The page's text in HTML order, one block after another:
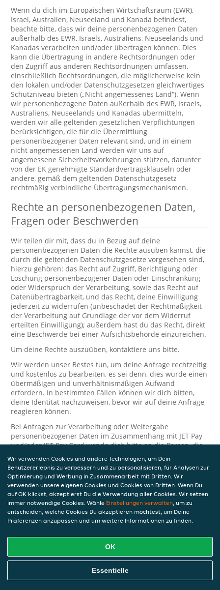
Wenn du dich im Europäischen Wirtschaftsraum (EWR),
Israel, Australien, Neuseeland und Kanada befindest,
beachte bitte, dass wir deine personenbezogenen Daten
außerhalb des EWR, Israels, Australiens, Neuseelands und
Kanadas verarbeiten und/oder übertragen können. Dies
kann die Übertragung in andere Rechtsordnungen oder
den Zugriff aus anderen Rechtsordnungen umfassen,
einschließlich Rechtsordnungen, die möglicherweise kein
den lokalen und/oder Datenschutzgesetzen gleichwertiges
Schutzniveau bieten („Nicht angemessenes Land“). Wenn
wir personenbezogene Daten außerhalb des EWR, Israels,
Australiens, Neuseelands und Kanadas übermitteln,
werden wir alle geltenden gesetzlichen Verpflichtungen
berücksichtigen, die für die Übermittlung
personenbezogener Daten relevant sind, und in einem
nicht angemessenen Land werden wir uns auf
angemessene Sicherheitsvorkehrungen stützen, darunter
von der EK genehmigte Standardvertragsklauseln oder
andere, gemäß dem geltenden Datenschutzgesetz
rechtmäßig verbindliche Übertragungsmechanismen.
Rechte an personenbezogenen Daten,
Fragen oder Beschwerden
Wir teilen dir mit, dass du in Bezug auf deine
personenbezogenen Daten die Rechte ausüben kannst, die
durch die geltenden Datenschutzgesetze vorgesehen sind,
hierzu gehören: das Recht auf Zugriff, Berichtigung oder
Löschung personenbezogener Daten oder Einschränkung
oder Widerspruch der Verarbeitung, sowie das Recht auf
Datenübertragbarkeit, und das Recht, deine Einwilligung
jederzeit zu widerrufen (unbeschadet der Rechtmäßigkeit
der Verarbeitung auf Grundlage der vor dem Widerruf
erteilten Einwilligung); außerdem hast du das Recht, direkt
eine Beschwerde bei einer Aufsichtsbehörde einzureichen.
Um deine Rechte auszuüben, kontaktiere uns bitte.
Wir werden unser Bestes tun, um deine Anfrage rechtzeitig
und kostenlos zu bearbeiten, es sei denn, dies würde einen
übermäßigen und unverhältnismäßigen Aufwand
erfordern. In bestimmten Fällen können wir dich bitten,
deine Identität nachzuweisen, bevor wir auf deine Anfrage
reagieren können.
Bei Anfragen zur Verarbeitung oder Weitergabe
personenbezogener Daten im Zusammenhang mit JET Pay
und/oder JET Pay Card wende dich bitte an die Person, die
dir das JET Pay-Guthaben gewährt (das kann dein
Arbeitgeber, Geschäftspartner usw. sein). Dies ist
erforderlich, da JET und die Person, die dir das Guthaben
gewährt, eine separate Verantwortung für die Verarbeitung
und den Schutz deiner personenbezogenen Daten haben.
Solltest du weitere Fragen oder Beschwerden in Bezug auf
die Verarbeitung deiner personenbezogenen Daten haben,
kontaktieren wir dich gerne. Wir würden uns auch über
Tipps oder Vorschläge zur Verbesserung unserer Erklärung
Sicherheit
Wir verwenden Cookies und andere Technologien, um Dein
Benutzererlebnis zu verbessern und zu personalisieren, für Analysen zur
Optimierung und Werbung in Zusammenarbeit mit Dritten. Wir
verwenden unsere eigenen Cookies und Cookies von Dritten. Wenn Du
auf OK klickst, akzeptierst Du die Verwendung aller Cookies. Wir setzen
immer notwendige Cookies. Wähle Einstellungen verwalten, um zu
entscheiden, welche Cookies Du akzeptieren möchtest, um Deine
Präferenzen anzupassen und um weitere Informationen zu finden.
OK
Essentielle